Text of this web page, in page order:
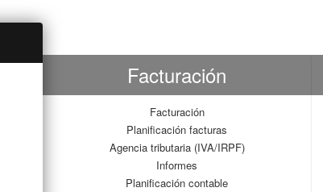
Facturación
Facturación
Planificación facturas
Agencia tributaria (IVA/IRPF)
Informes
Planificación contable